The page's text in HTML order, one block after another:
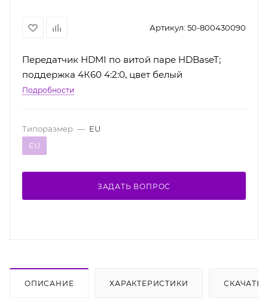
Артикул: 50-800430090
Передатчик HDMI по витой паре HDBaseT;
поддержка 4К60 4:2:0, цвет белый
Подробности
Типоразмер — EU
EU
ЗАДАТЬ ВОПРОС
ОПИСАНИЕ ХАРАКТЕРИСТИКИ СКАЧАТЬ